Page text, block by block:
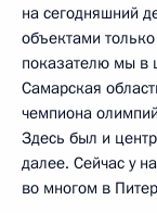
на сегодняшний
объектами
показателю мы в
Самарская
чемпиона
Здесь был и
далее. Сейчас у
во многом в